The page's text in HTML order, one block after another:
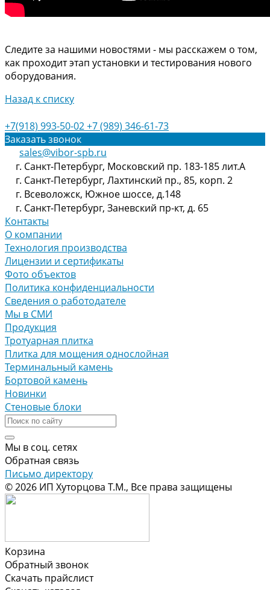
Следите за нашими новостями - мы расскажем о том,
как проходит этап установки и тестирования нового
оборудования.
Назад к списку
+7(918) 993-50-02+7 (989) 346-61-73
Заказать звонок
sales@vibor-spb.ru
г. Санкт-Петербург, Московский пр. 183-185 лит.А
г. Санкт-Петербург, Лахтинский пр., 85, корп. 2
г. Всеволожск, Южное шоссе, д.148
г. Санкт-Петербург, Заневский пр-кт, д. 65
Контакты
О компании
Технология производства
Лицензии и сертификаты
Фото объектов
Политика конфиденциальности
Сведения о работодателе
Мы в СМИ
Продукция
Тротуарная плитка
Плитка для мощения однослойная
Терминальный камень
Бортовой камень
Новинки
Стеновые блоки
Мы в соц. сетях
Обратная связь
Письмо директору
© 2026 ИП Хуторцова Т.М., Все права защищены
Корзина
Обратный звонок
Скачать прайслист